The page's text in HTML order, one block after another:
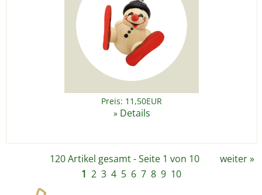
Preis: 11,50EUR
» Details
120 Artikel gesamt - Seite 1 von 10 weiter»
1 2 3 4 5 6 7 8 9 10